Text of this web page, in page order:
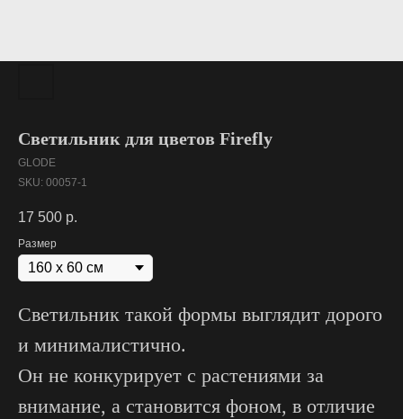
Светильник для цветов Firefly
GLODE
SKU: 00057-1
17 500 р.
Размер
Светильник такой формы выглядит дорого
и минималистично.
Он не конкурирует с растениями за
внимание, а становится фоном, в отличие